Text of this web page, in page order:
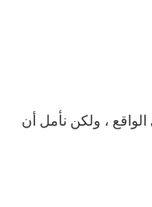
، ولكن نأمل أن